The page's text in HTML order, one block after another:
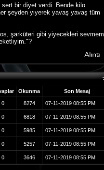
sert bir diyet verdi. Bende kilo
şeyden yiyerek yavaş yavaş tüm
şarküteri gibi yiyecekleri sevmem
Okunma Son Mesaj
0 8274 07-11-2019 08:55 PM
0 6818 07-11-2019 08:55 PM
0 5985 07-11-2019 08:55 PM
0 5257 07-11-2019 08:55 PM
0 3646 07-11-2019 08:55 PM